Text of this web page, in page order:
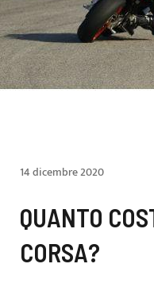
14 dicembre 2020
QUANTO
CORSA?